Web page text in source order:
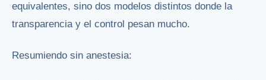
equivalentes, sino dos modelos distintos donde la
transparencia y el control pesan mucho.
Resumiendo sin anestesia: